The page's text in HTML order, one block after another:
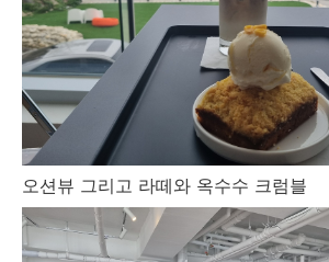
오션뷰 그리고 라떼와 옥수수 크럼블